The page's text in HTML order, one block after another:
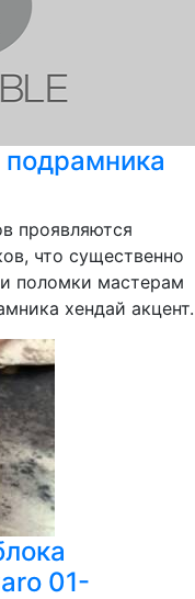
подрамника
проявляются
что существенно
поломки мастерам
хендай акцент.
01-